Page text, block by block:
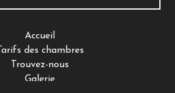
Accueil
Tarifs des chambres
Trouvez-nous
Galerie